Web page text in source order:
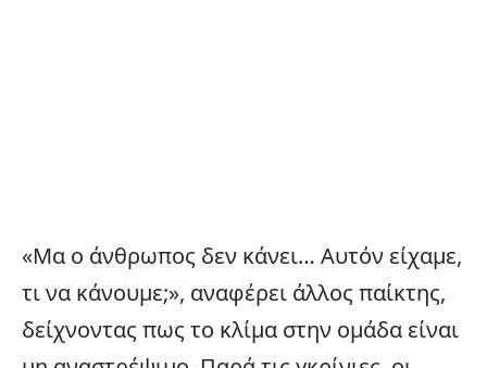
«Μα ο άνθρωπος δεν κάνει… Αυτόν είχαμε,
τι να κάνουμε;», αναφέρει άλλος παίκτης,
δείχνοντας πως το κλίμα στην ομάδα είναι